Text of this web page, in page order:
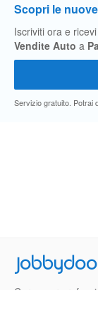
Scopri le
Iscriviti ora e
Vendite Auto a
Servizio gratuito. Potrai
Jobbydoo
Cerca per